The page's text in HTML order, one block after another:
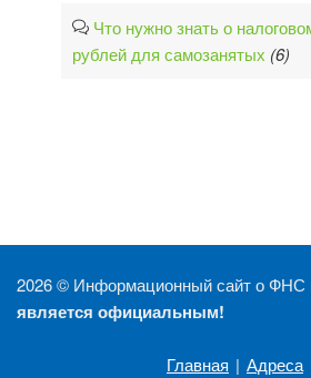
Что нужно знать о
рублей для самозанятых (6)
2026 © Информационный сайт о ФНС
является официальным!
Главная | Адреса